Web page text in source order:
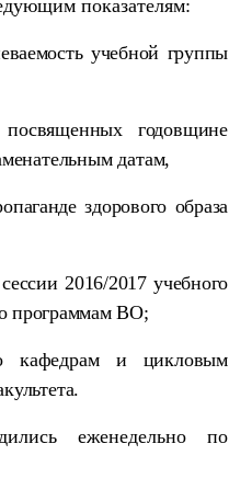
показателям:
учебной группы
годовщине
датам,
здорового образа
2016/2017 учебного
программам ВО;
и цикловым
еженедельнопо